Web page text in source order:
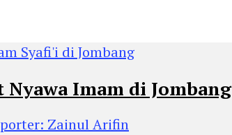
Imam di Jombang
Zainul Arifin